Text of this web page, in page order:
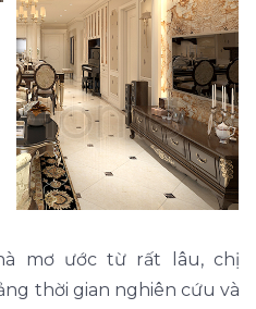
mơ ước từ rất lâu, chị
thời gian nghiên cứu và